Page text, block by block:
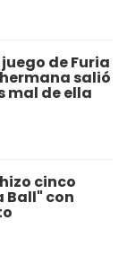
de Furia
salió
mal de ella
cinco
Ball" con